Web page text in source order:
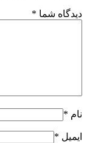
دیدگاه شما *
نام *
ایمیل *